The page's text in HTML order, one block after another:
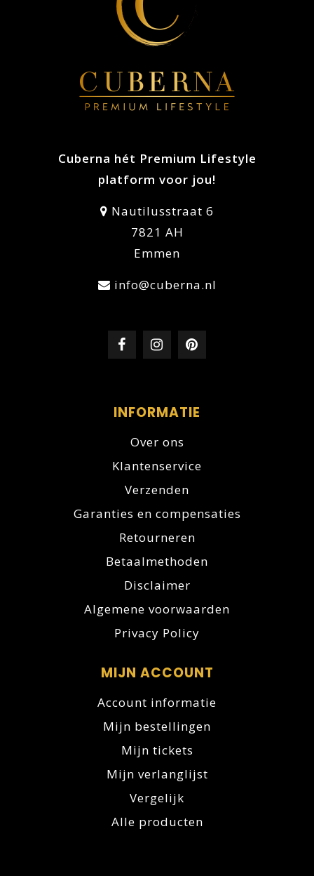
Cuberna hét Premium Lifestyle
platform voor jou!
Nautilusstraat 6
7821 AH
Emmen
info@cuberna.nl
INFORMATIE
Over ons
Klantenservice
Verzenden
Garanties en compensaties
Retourneren
Betaalmethoden
Disclaimer
Algemene voorwaarden
Privacy Policy
MIJN ACCOUNT
Account informatie
Mijn bestellingen
Mijn tickets
Mijn verlanglijst
Vergelijk
Alle producten